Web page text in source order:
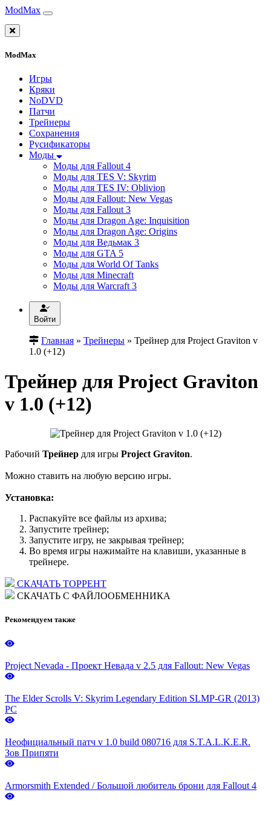
ModMax
ModMax
Игры
Кряки
NoDVD
Патчи
Трейнеры
Сохранения
Русификаторы
Моды
Моды для Fallout 4
Моды для TES V: Skyrim
Моды для TES IV: Oblivion
Моды для Fallout: New Vegas
Моды для Fallout 3
Моды для Dragon Age: Inquisition
Моды для Dragon Age: Origins
Моды для Ведьмак 3
Моды для GTA 5
Моды для World Of Tanks
Моды для Minecraft
Моды для Warcraft 3
Войти
Главная » Трейнеры » Трейнер для Project Graviton v
1.0 (+12)
Трейнер для Project Graviton
v 1.0 (+12)
Рабочий Трейнер для игры Project Graviton.
Можно ставить на любую версию игры.
Установка:
Распакуйте все файлы из архива;
Запустите трейнер;
Запустите игру, не закрывая трейнер;
Во время игры нажимайте на клавиши, указанные в
трейнере.
СКАЧАТЬ ТОРРЕНТ
СКАЧАТЬ С ФАЙЛООБМЕННИКА
Рекомендуем также
Project Nevada - Проект Невада v 2.5 для Fallout: New Vegas
The Elder Scrolls V: Skyrim Legendary Edition SLMP-GR (2013)
PC
Неофициальный патч v 1.0 build 080716 для S.T.A.L.K.E.R.
Зов Припяти
Armorsmith Extended / Большой любитель брони для Fallout 4